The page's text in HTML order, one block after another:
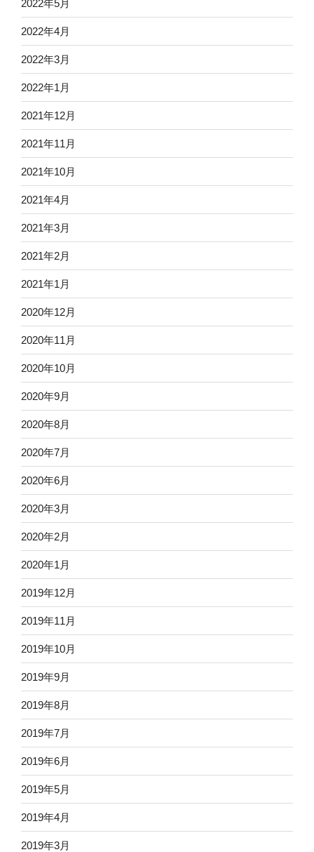
2022年5月
2022年4月
2022年3月
2022年1月
2021年12月
2021年11月
2021年10月
2021年4月
2021年3月
2021年2月
2021年1月
2020年12月
2020年11月
2020年10月
2020年9月
2020年8月
2020年7月
2020年6月
2020年3月
2020年2月
2020年1月
2019年12月
2019年11月
2019年10月
2019年9月
2019年8月
2019年7月
2019年6月
2019年5月
2019年4月
2019年3月